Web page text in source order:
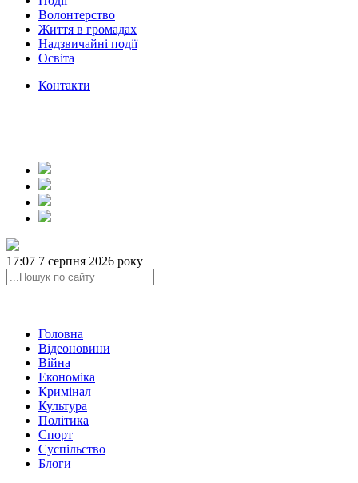
Волонтерство
Життя в громадах
Надзвичайні події
Освіта
Контакти
17:07 7 серпня 2026 року
Головна
Відеоновини
Війна
Економіка
Кримінал
Культура
Політика
Спорт
Суспільство
Блоги